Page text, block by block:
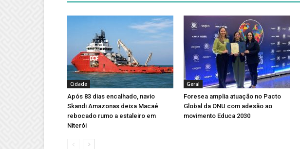
Cidade
Após 83 dias encalhado, navio
Skandi Amazonas deixa Macaé
rebocado rumo a estaleiro em
Niterói
Geral
Foresea amplia atuação no Pacto
Global da ONU com adesão ao
movimento Educa 2030